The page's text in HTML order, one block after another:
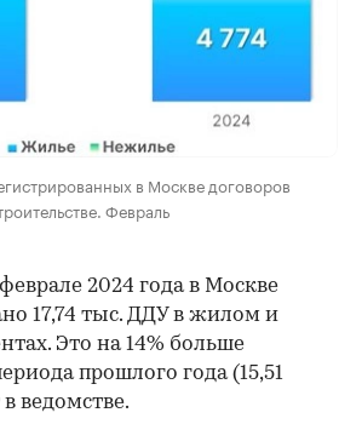
в Москве договоров
Февраль
2024 года в Москве
17,74 тыс. ДДУ в жилом и
Это на 14% больше
прошлого года (15,51
ведомстве.